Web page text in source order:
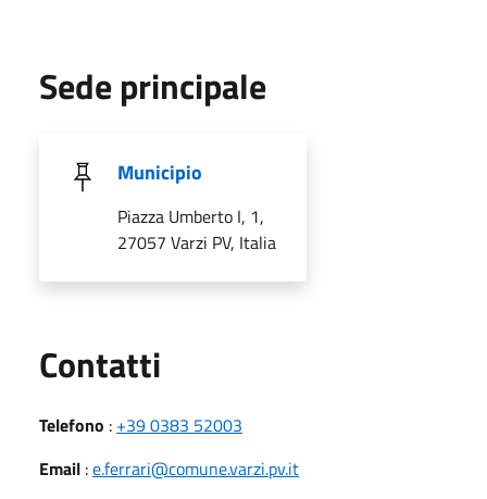
Sede principale
Municipio
Piazza Umberto I, 1,
27057 Varzi PV, Italia
Contatti
Telefono : +39 0383 52003
Email :e.ferrari@comune.varzi.pv.it